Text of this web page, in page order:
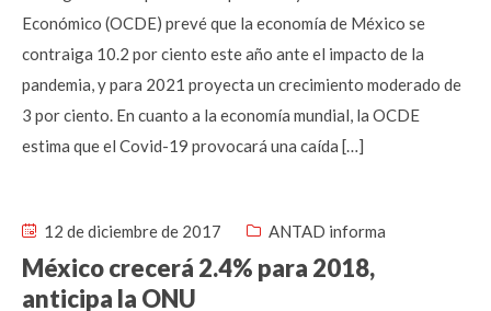
Económico (OCDE) prevé que la economía de México se
contraiga 10.2 por ciento este año ante el impacto de la
pandemia, y para 2021 proyecta un crecimiento moderado de
3 por ciento. En cuanto a la economía mundial, la OCDE
estima que el Covid-19 provocará una caída […]
12 de diciembre de 2017 ANTAD informa
México crecerá 2.4% para 2018,
anticipa la ONU